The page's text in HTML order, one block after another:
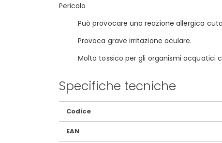
Pericolo
Può provocare una reazione allergica
Provoca grave irritazione oculare.
Molto tossico per gli organismi acquatici
Specifiche tecniche
Maggiori
Informazioni
Codice
EAN